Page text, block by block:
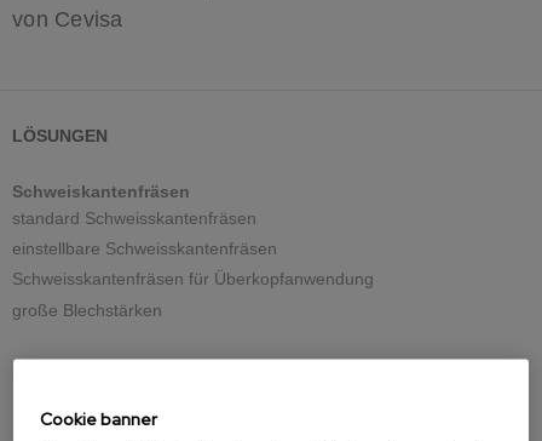
von Cevisa
LÖSUNGEN
Schweiskantenfräsen
standard Schweisskantenfräsen
einstellbare Schweisskantenfräsen
Schweisskantenfräsen für Überkopfanwendung
große Blechstärken
Schneidwerkzeug
Cookie banner